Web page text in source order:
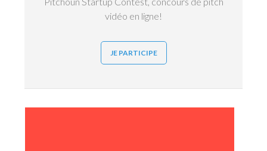
vidéo en ligne!
JE PARTICIPE